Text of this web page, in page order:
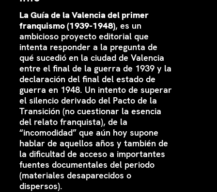
La Guía de la Valencia del primer
franquismo (1939-1948), es un
ambicioso proyecto editorial que
intenta responder a la pregunta de
qué sucedió en la ciudad de Valencia
entre el final de la guerra de 1939 y la
declaración del final del estado de
guerra en 1948. Un intento de superar
el silencio derivado del Pacto de la
Transición (no cuestionar la esencia
del relato franquista), de la
“incomodidad” que aún hoy supone
hablar de aquellos años y también de
la dificultad de acceso a importantes
fuentes documentales del periodo
(materiales desaparecidos o
dispersos).